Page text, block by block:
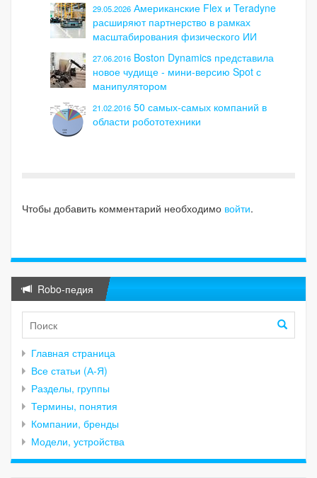
29.05.2026 Американские Flex и Teradyne
расширяют партнерство в рамках
масштабирования физического ИИ
27.06.2016 Boston Dynamics представила
новое чудище - мини-версию Spot с
манипулятором
21.02.2016 50 самых-самых компаний в
области робототехники
Чтобы добавить комментарий необходимо войти.
Robo-педия
Главная страница
Все статьи (А-Я)
Разделы, группы
Термины, понятия
Компании, бренды
Модели, устройства